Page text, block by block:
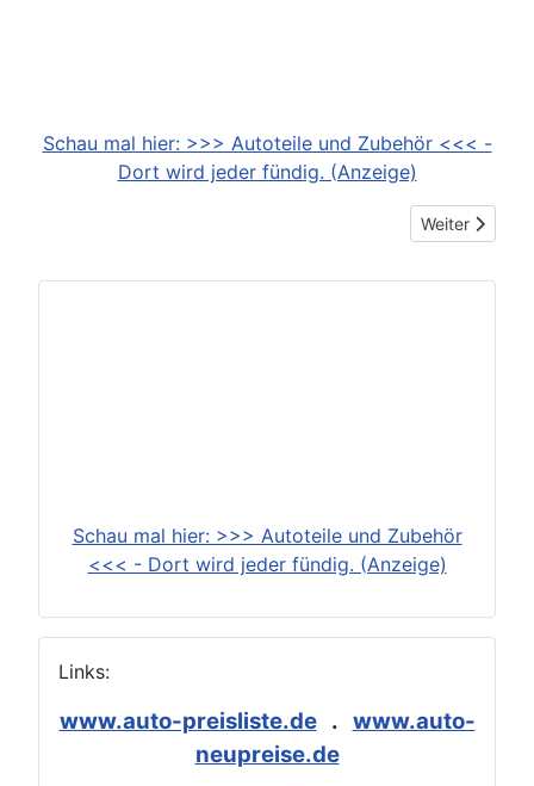
Schau mal hier: >>> Autoteile und Zubehör <<< -
Dort wird jeder fündig. (Anzeige)
Nächster
Weiter
Schau mal hier: >>> Autoteile und Zubehör
<<< - Dort wird jeder fündig. (Anzeige)
Links:
www.auto-preisliste.de. www.auto-
neupreise.de